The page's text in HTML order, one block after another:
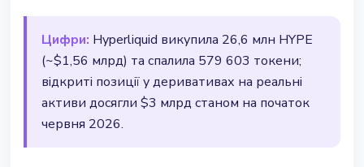
Цифри: Hyperliquid викупила 26,6 млн HYPE
(~$1,56 млрд) та спалила 579 603 токени;
відкриті позиції у деривативах на реальні
активи досягли $3 млрд станом на початок
червня 2026.